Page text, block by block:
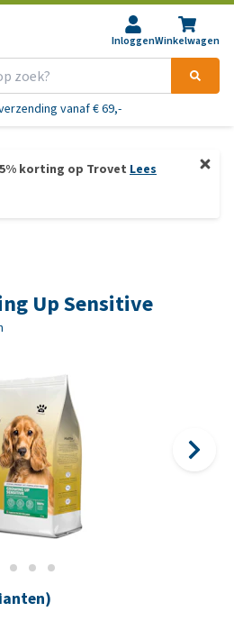
InloggenWinkelwagen
vanaf € 69,-
korting op Trovet Lees
Up Sensitive